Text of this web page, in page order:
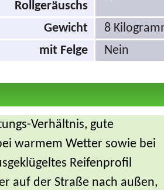
Rollgeräuschs
Gewicht
8
mit Felge
Nein
Verhältnis, gute
warmem Wetter sowie bei
Reifenprofil
auf der Straße nach außen,